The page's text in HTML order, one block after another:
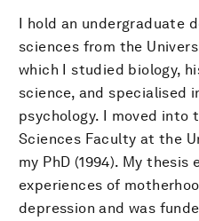
I hold an undergraduate
sciences from the
which I studied biology,
science, and specialised
psychology. I moved into
Sciences Faculty at the
my PhD (1994). My thesis
experiences of
depression and was